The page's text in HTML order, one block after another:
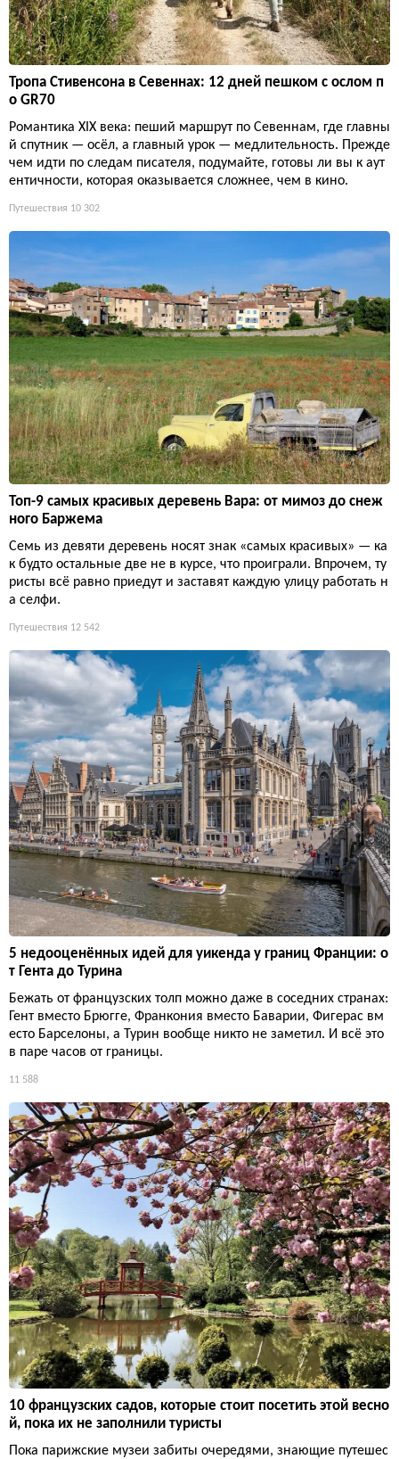
Тропа Стивенсона в Севеннах: 12 дней пешком с ослом п
о GR70
Романтика XIX века: пеший маршрут по Севеннам, где главны
й спутник — осёл, а главный урок — медлительность. Прежде
чем идти по следам писателя, подумайте, готовы ли вы к аут
ентичности, которая оказывается сложнее, чем в кино.
Путешествия 10 302
Топ-9 самых красивых деревень Вара: от мимоз до снеж
ного Баржема
Семь из девяти деревень носят знак «самых красивых» — ка
к будто остальные две не в курсе, что проиграли. Впрочем, ту
ристы всё равно приедут и заставят каждую улицу работать н
а селфи.
Путешествия 12 542
5 недооценённых идей для уикенда у границ Франции: о
т Гента до Турина
Бежать от французских толп можно даже в соседних странах:
Гент вместо Брюгге, Франкония вместо Баварии, Фигерас вм
есто Барселоны, а Турин вообще никто не заметил. И всё это
в паре часов от границы.
11 588
10 французских садов, которые стоит посетить этой весно
й, пока их не заполнили туристы
Пока парижские музеи забиты очередями, знающие путешес